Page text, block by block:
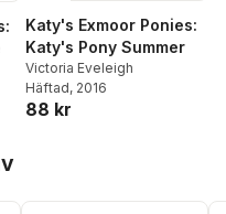
Katy's Exmoor Ponies:
Katy's Pony Summer
Victoria Eveleigh
Häftad, 2016
88 kr